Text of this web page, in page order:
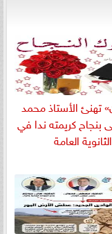
تهنئ الأستاذ محمد
بنجاح كريمته ندا في
الثانوية العامة